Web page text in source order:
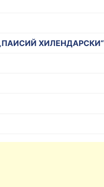
ХИЛЕНДАРСКИ“